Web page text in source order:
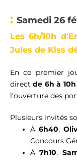
: Samedi 26
Les 6h/10h
Jules de Kiss
En ce premier
directde 6h à 10h
l’ouverture des
Plusieurs invités
À 6h40,
Concours
À 7h10,